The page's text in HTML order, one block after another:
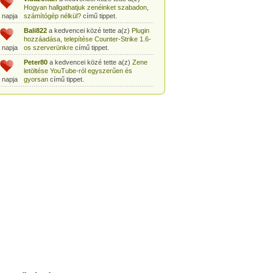
napja
Hogyan hallgathatjuk zenéinket szabadon,
számítógép nélkül?című tippet.
napja
Bali822a kedvencei közé tette a(z) Plugin
hozzáadása, telepítése Counter-Strike 1.6-
os szerverünkrecímű tippet.
napja
Peter80a kedvencei közé tette a(z) Zene
letöltése YouTube-ról egyszerűen és
gyorsancímű tippet.
Heni77a kedvencei közé tette a(z)Counter